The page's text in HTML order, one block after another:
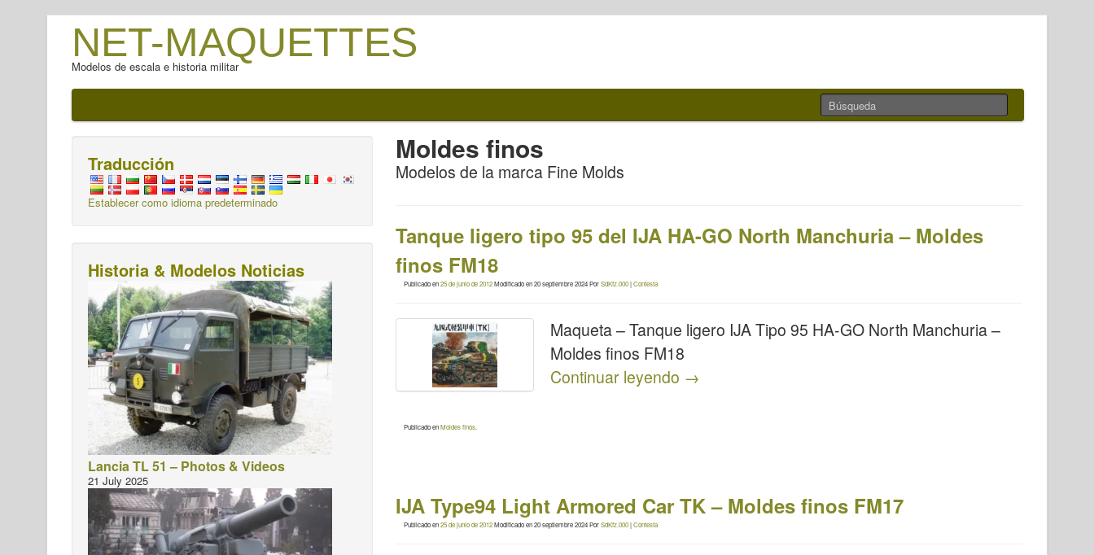
NET-MAQUETTES
Modelos de escala e historia militar
Moldes finos
Modelos de la marca Fine Molds
Tanque ligero tipo 95 del IJA HA-GO North Manchuria – Moldes
finos FM18
Publicado en25 de junio de 2012Modificado en20 septiembre 2024PorSdKfz.000|Contesta
Maqueta – Tanque ligero IJA Tipo 95 HA-GO North Manchuria –
Moldes finos FM18
Continuar leyendo →
Publicado enMoldes finos
IJA Type94 Light Armored Car TK – Moldes finos FM17
Publicado en25 de junio de 2012Modificado en20 septiembre 2024PorSdKfz.000|Contesta
Traducción
Establecer como idioma predeterminado
Historia & Modelos Noticias
Lancia TL 51 – Photos & Videos
21 July 2025